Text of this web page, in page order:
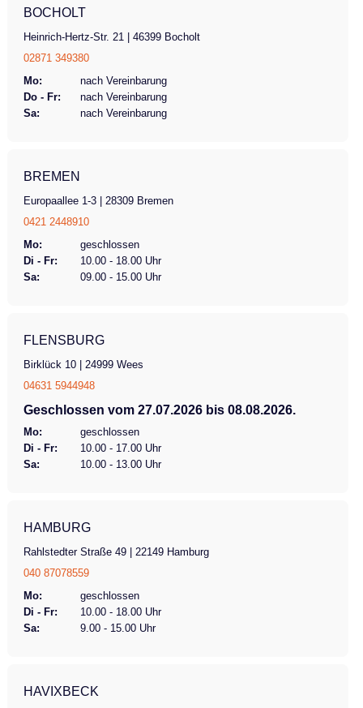
BOCHOLT
Heinrich-Hertz-Str. 21 | 46399 Bocholt
02871 349380
Mo:
nach Vereinbarung
Do - Fr:
nach Vereinbarung
Sa:
nach Vereinbarung
BREMEN
Europaallee 1-3 | 28309 Bremen
0421 2448910
Mo:
geschlossen
Di - Fr:
10.00 - 18.00 Uhr
Sa:
09.00 - 15.00 Uhr
FLENSBURG
Birklück 10 | 24999 Wees
04631 5944948
Geschlossen vom 27.07.2026 bis 08.08.2026.
Mo:
geschlossen
Di - Fr:
10.00 - 17.00 Uhr
Sa:
10.00 - 13.00 Uhr
HAMBURG
Rahlstedter Straße 49 | 22149 Hamburg
040 87078559
Mo:
geschlossen
Di - Fr:
10.00 - 18.00 Uhr
Sa:
9.00 - 15.00 Uhr
HAVIXBECK